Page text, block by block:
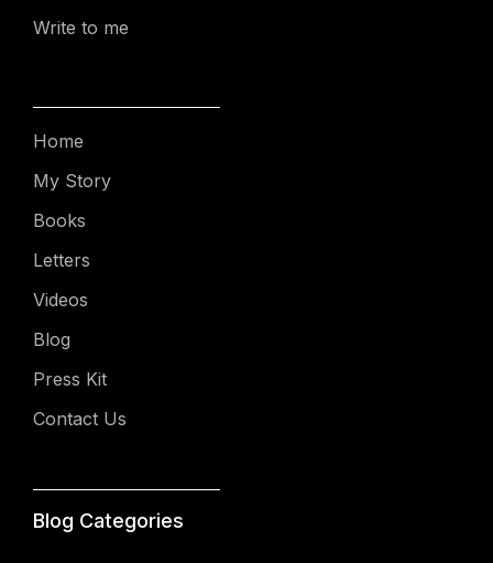
Write to me
Home
My Story
Books
Letters
Videos
Blog
Press Kit
Contact Us
Blog Categories